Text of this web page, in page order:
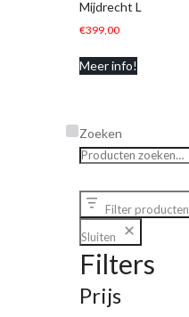
Mijdrecht L
€399,00
Meer info!
Zoeken
Filter producten
Sluiten
Filters
Prijs